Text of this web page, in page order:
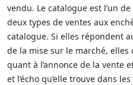
vendu. Le catalogue est l’un
deux types de ventes aux
catalogue. Si elles répondent
de la mise sur le marché,
quant à l’annonce de la vente
et l’écho qu’elle trouve dans